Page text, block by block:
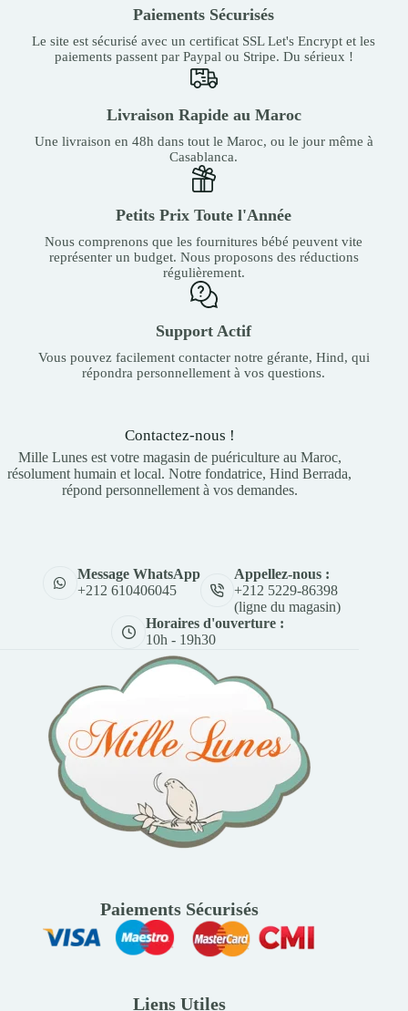
Paiements Sécurisés
Le site est sécurisé avec un certificat SSL Let's Encrypt et les
paiements passent par Paypal ou Stripe. Du sérieux !
Livraison Rapide au Maroc
Une livraison en 48h dans tout le Maroc, ou le jour même à
Casablanca.
Petits Prix Toute l'Année
Nous comprenons que les fournitures bébé peuvent vite
représenter un budget. Nous proposons des réductions
régulièrement.
Support Actif
Vous pouvez facilement contacter notre gérante, Hind, qui
répondra personnellement à vos questions.
Contactez-nous !
Mille Lunes est votre magasin de puériculture au Maroc,
résolument humain et local. Notre fondatrice, Hind Berrada,
répond personnellement à vos demandes.
Message WhatsApp
+212 610406045
Appellez-nous :
+212 5229-86398
(ligne du magasin)
Horaires d'ouverture :
10h - 19h30
Paiements Sécurisés
Liens Utiles